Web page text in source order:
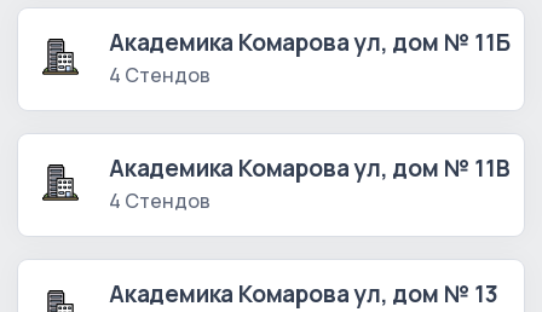
Академика Комарова ул, дом № 11Б
4 Стендов
Академика Комарова ул, дом № 11В
4 Стендов
Академика Комарова ул, дом № 13